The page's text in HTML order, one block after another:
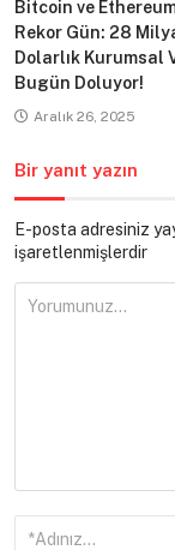
Bitcoin ve
Rekor Gün: 28
Dolarlık Kurumsal
Bugün Doluyor!
Aralık 26, 2025
Bir yanıt yazın
E-posta adresiniz
işaretlenmişlerdir